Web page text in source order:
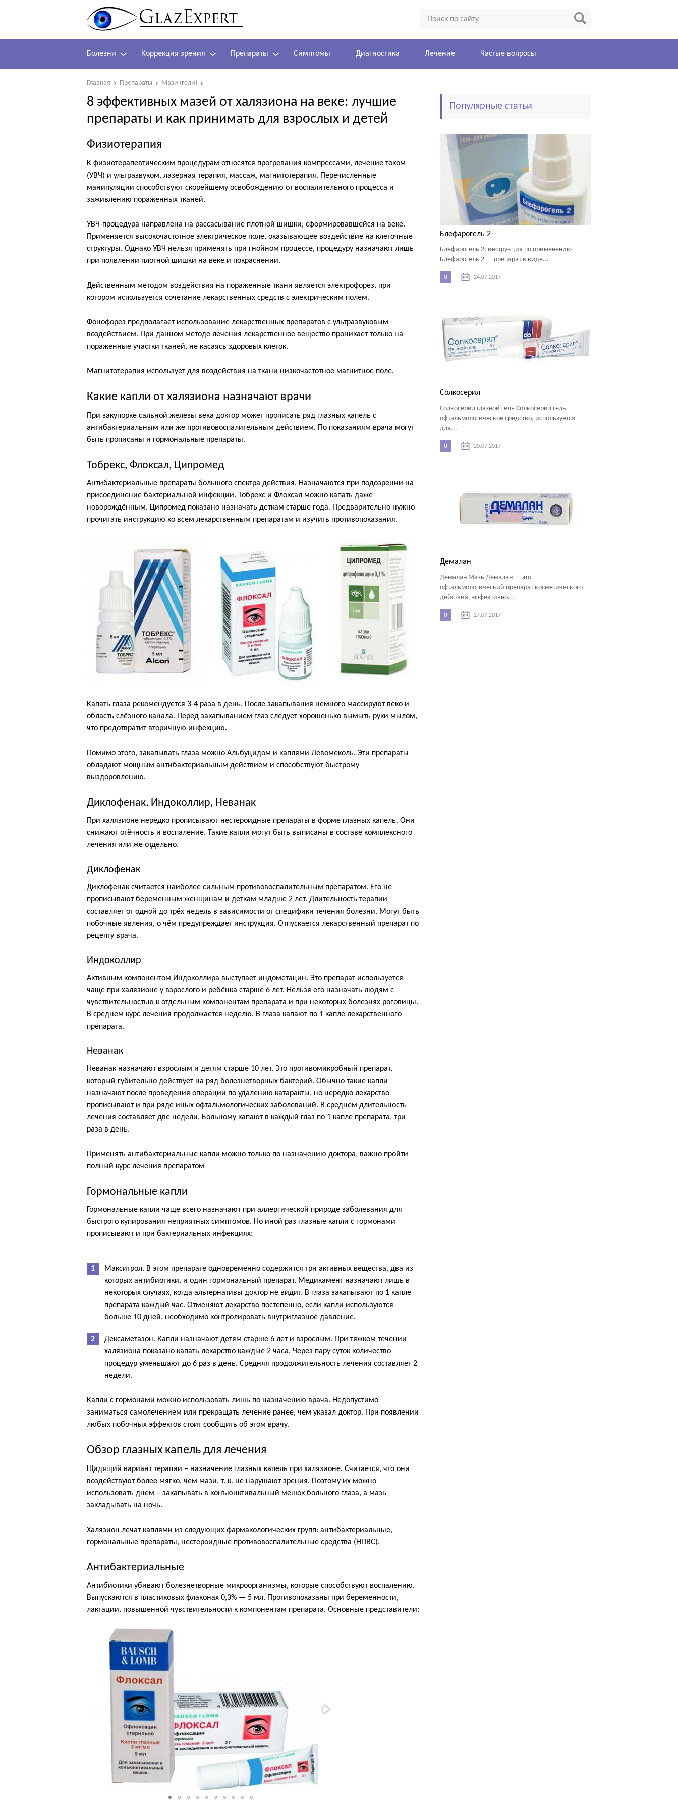
Болезни Коррекция зрения Препараты Симптомы Диагностика Лечение Частые вопросы
Главная Препараты Мази (гели)
8 эффективных мазей от халязиона на веке: лучшие
препараты и как принимать для взрослых и детей
Физиотерапия
К физиотерапевтическим процедурам относятся прогревания компрессами, лечение током
(УВЧ) и ультразвуком, лазерная терапия, массаж, магнитотерапия. Перечисленные
манипуляции способствуют скорейшему освобождению от воспалительного процесса и
заживлению пораженных тканей.
УВЧ-процедура направлена на рассасывание плотной шишки, сформировавшейся на веке.
Применяется высокочастотное электрическое поле, оказывающее воздействие на клеточные
структуры. Однако УВЧ нельзя применять при гнойном процессе, процедуру назначают лишь
при появлении плотной шишки на веке и покраснении.
Действенным методом воздействия на пораженные ткани является электрофорез, при
котором используется сочетание лекарственных средств с электрическим полем.
Фонофорез предполагает использование лекарственных препаратов с ультразвуковым
воздействием. При данном методе лечения лекарственное вещество проникает только на
пораженные участки тканей, не касаясь здоровых клеток.
Магнитотерапия использует для воздействия на ткани низкочастотное магнитное поле.
Какие капли от халязиона назначают врачи
При закупорке сальной железы века доктор может прописать ряд глазных капель с
антибактериальным или же противовоспалительным действием. По показаниям врача могут
быть прописаны и гормональные препараты.
Тобрекс, Флоксал, Ципромед
Антибактериальные препараты большого спектра действия. Назначаются при подозрении на
присоединение бактериальной инфекции. Тобрекс и Флоксал можно капать даже
новорождённым. Ципромед показано назначать деткам старше года. Предварительно нужно
прочитать инструкцию ко всем лекарственным препаратам и изучить противопоказания.
Капать глаза рекомендуется 3-4 раза в день. После закапывания немного массируют веко и
область слёзного канала. Перед закапыванием глаз следует хорошенько вымыть руки мылом,
что предотвратит вторичную инфекцию.
Помимо этого, закапывать глаза можно Альбуцидом и каплями Левомеколь. Эти препараты
обладают мощным антибактериальным действием и способствуют быстрому
выздоровлению.
Диклофенак, Индоколлир, Неванак
При халязионе нередко прописывают нестероидные препараты в форме глазных капель. Они
снижают отёчность и воспаление. Такие капли могут быть выписаны в составе комплексного
лечения или же отдельно.
Диклофенак
Диклофенак считается наиболее сильным противовоспалительным препаратом. Его не
прописывают беременным женщинам и деткам младше 2 лет. Длительность терапии
составляет от одной до трёх недель в зависимости от специфики течения болезни. Могут быть
побочные явления, о чём предупреждает инструкция. Отпускается лекарственный препарат по
рецепту врача.
Индоколлир
Активным компонентом Индоколлира выступает индометацин. Это препарат используется
чаще при халязионе у взрослого и ребёнка старше 6 лет. Нельзя его назначать людям с
чувствительностью к отдельным компонентам препарата и при некоторых болезнях роговицы.
В среднем курс лечения продолжается неделю. В глаза капают по 1 капле лекарственного
препарата.
Неванак
Неванак назначают взрослым и детям старше 10 лет. Это противомикробный препарат,
который губительно действует на ряд болезнетворных бактерий. Обычно такие капли
назначают после проведения операции по удалению катаракты, но нередко лекарство
прописывают и при ряде иных офтальмологических заболеваний. В среднем длительность
лечения составляет две недели. Больному капают в каждый глаз по 1 капле препарата, три
раза в день.
Применять антибактериальные капли можно только по назначению доктора, важно пройти
полный курс лечения препаратом
Гормональные капли
Гормональные капли чаще всего назначают при аллергической природе заболевания для
быстрого купирования неприятных симптомов. Но иной раз глазные капли с гормонами
прописывают и при бактериальных инфекциях:
Макситрол. В этом препарате одновременно содержится три активных вещества, два из
которых антибиотики, и один гормональный препарат. Медикамент назначают лишь в
некоторых случаях, когда альтернативы доктор не видит. В глаза закапывают по 1 капле
препарата каждый час. Отменяют лекарство постепенно, если капли используются
больше 10 дней, необходимо контролировать внутриглазное давление.
Дексаметазон. Капли назначают детям старше 6 лет и взрослым. При тяжком течении
халязиона показано капать лекарство каждые 2 часа. Через пару суток количество
процедур уменьшают до 6 раз в день. Средняя продолжительность лечения составляет 2
недели.
Капли с гормонами можно использовать лишь по назначению врача. Недопустимо
заниматься самолечением или прекращать лечение ранее, чем указал доктор. При появлении
любых побочных эффектов стоит сообщить об этом врачу.
Обзор глазных капель для лечения
Щадящий вариант терапии – назначение глазных капель при халязионе. Считается, что они
воздействуют более мягко, чем мази, т. к. не нарушают зрения. Поэтому их можно
использовать днем – закапывать в конъюнктивальный мешок больного глаза, а мазь
закладывать на ночь.
Халязион лечат каплями из следующих фармакологических групп: антибактериальные,
гормональные препараты, нестероидные противовоспалительные средства (НПВС).
Антибактериальные
Антибиотики убивают болезнетворные микроорганизмы, которые способствуют воспалению.
Выпускаются в пластиковых флаконах 0,3% — 5 мл. Противопоказаны при беременности,
лактации, повышенной чувствительности к компонентам препарата. Основные представители:
Популярные статьи
Блефарогель 2
Блефарогель 2: инструкция по применению
Блефарогель 2 — препарат в виде...
0 24.07.2017
Солкосерил
Солкосерил глазной гель Солкосерил гель —
офтальмологическое средство, используется
для...
0 20.07.2017
Демалан
Демалан Мазь Демалан — это
офтальмологический препарат косметического
действия, эффективно...
0 27.07.2017